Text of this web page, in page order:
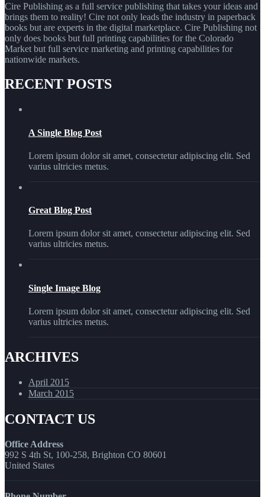
Cire Publishing as a full service publishing that takes your ideas and
brings them to reality! Cire not only leads the industry in paperback
books but are experts in the digital marketplace. Cire Publishing not
only does books but full printing capabilities for the Colorado
Market but full service marketing and printing capabilities for
nationwide markets.
RECENT POSTS
A Single Blog Post
Lorem ipsum dolor sit amet, consectetur adipiscing elit. Sed
varius ultricies metus.
Great Blog Post
Lorem ipsum dolor sit amet, consectetur adipiscing elit. Sed
varius ultricies metus.
Single Image Blog
Lorem ipsum dolor sit amet, consectetur adipiscing elit. Sed
varius ultricies metus.
ARCHIVES
April 2015
March 2015
CONTACT US
Office Address
992 S 4th St, 100-258, Brighton CO 80601
United States